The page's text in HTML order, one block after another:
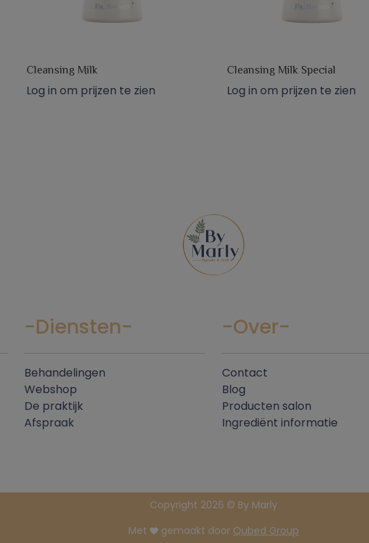
Cleansing Milk
Log in om prijzen te zien
Cleansing Milk Special
Log in om prijzen te zien
-Diensten-
Behandelingen
Webshop
De praktijk
Afspraak
-Over-
Contact
Blog
Producten salon
Ingrediënt informatie
Copyright 2026 © By Marly
Met
gemaakt door Qubed Group